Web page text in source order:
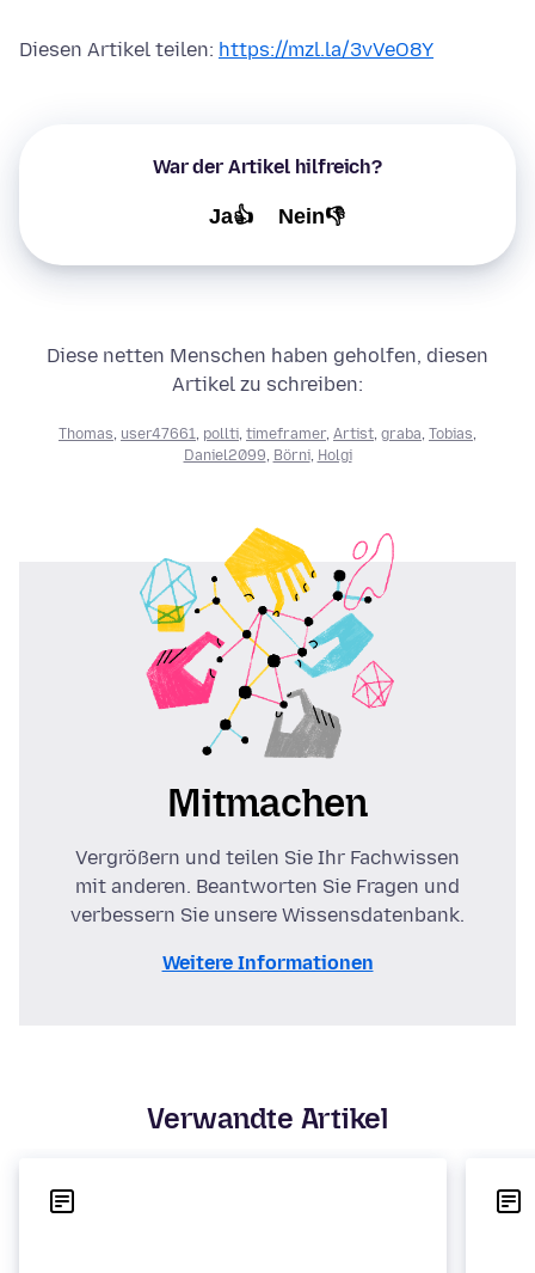
Diesen Artikel teilen: https://mzl.la/3vVeO8Y
War der Artikel hilfreich?
Ja👍 Nein👎
Diese netten Menschen haben geholfen, diesen
Artikel zu schreiben:
Thomas user47661 pollti timeframer, Artist graba Tobias
Daniel2099 Börni, Holgi
Mitmachen
Vergrößern und teilen Sie Ihr Fachwissen
mit anderen. Beantworten Sie Fragen und
verbessern Sie unsere Wissensdatenbank.
Weitere Informationen
Verwandte Artikel